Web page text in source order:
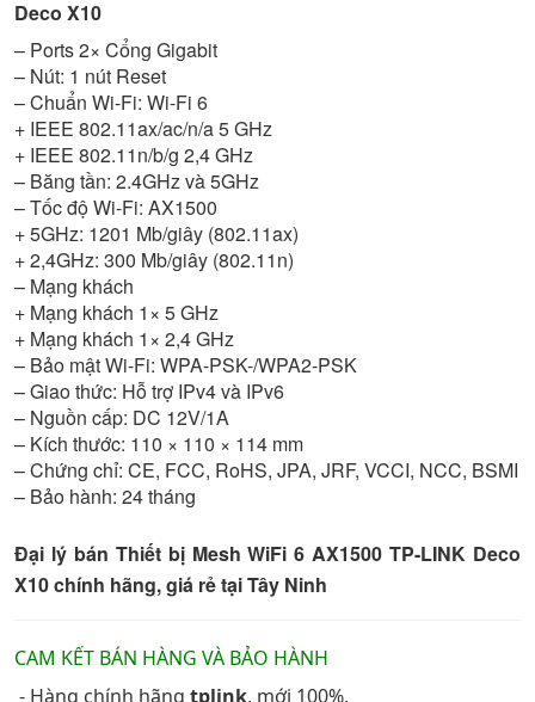
Deco X10
– Ports 2× Cổng Gigabit
– Nút: 1 nút Reset
– Chuẩn Wi-Fi: Wi-Fi 6
+ IEEE 802.11ax/ac/n/a 5 GHz
+ IEEE 802.11n/b/g 2,4 GHz
– Băng tần: 2.4GHz và 5GHz
– Tốc độ Wi-Fi: AX1500
+ 5GHz: 1201 Mb/giây (802.11ax)
+ 2,4GHz: 300 Mb/giây (802.11n)
– Mạng khách
+ Mạng khách 1× 5 GHz
+ Mạng khách 1× 2,4 GHz
– Bảo mật Wi-Fi: WPA-PSK-/WPA2-PSK
– Giao thức: Hỗ trợ IPv4 và IPv6
– Nguồn cấp: DC 12V/1A
– Kích thước: 110 × 110 × 114 mm
– Chứng chỉ: CE, FCC, RoHS, JPA, JRF, VCCI, NCC, BSMI
– Bảo hành: 24 tháng
Đại lý bán Thiết bị Mesh WiFi 6 AX1500 TP-LINK Deco
X10 chính hãng, giá rẻ tại Tây Ninh
CAM KẾT BÁN HÀNG VÀ BẢO HÀNH
- Hàng chính hãng tplink, mới 100%.